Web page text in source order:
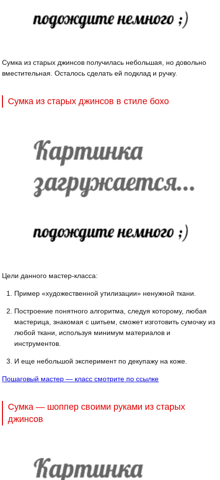
Сумка из старых джинсов получилась небольшая, но довольно
вместительная. Осталось сделать ей подклад и ручку.
Сумка из старых джинсов в стиле бохо
Цели данного мастер-класса:
Пример «художественной утилизации» ненужной ткани.
Построение понятного алгоритма, следуя которому, любая
мастерица, знакомая с шитьем, сможет изготовить сумочку из
любой ткани, используя минимум материалов и
инструментов.
И еще небольшой эксперимент по декупажу на коже.
Пошаговый мастер — класс смотрите по ссылке
Сумка — шоппер своими руками из старых
джинсов